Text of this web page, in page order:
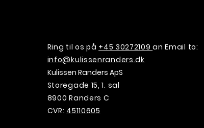
Ring til os på +45 30272109an Email to:
info@kulissenranders.dk
Kulissen Randers ApS
Storegade 15, 1. sal
8900 Randers C
CVR: 45110605